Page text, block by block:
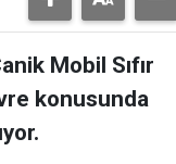
Mobil Sıfır
konusunda